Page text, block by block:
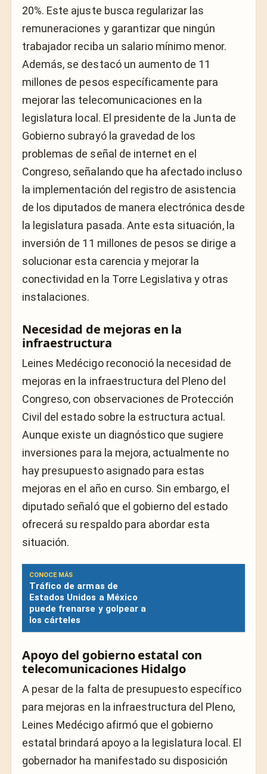
20%. Este ajuste busca regularizar las
remuneraciones y garantizar que ningún
trabajador reciba un salario mínimo menor.
Además, se destacó un aumento de 11
millones de pesos específicamente para
mejorar las telecomunicaciones en la
legislatura local. El presidente de la Junta de
Gobierno subrayó la gravedad de los
problemas de señal de internet en el
Congreso, señalando que ha afectado incluso
la implementación del registro de asistencia
de los diputados de manera electrónica desde
la legislatura pasada. Ante esta situación, la
inversión de 11 millones de pesos se dirige a
solucionar esta carencia y mejorar la
conectividad en la Torre Legislativa y otras
instalaciones.
Necesidad de mejoras en la
infraestructura
Leines Medécigo reconoció la necesidad de
mejoras en la infraestructura del Pleno del
Congreso, con observaciones de Protección
Civil del estado sobre la estructura actual.
Aunque existe un diagnóstico que sugiere
inversiones para la mejora, actualmente no
hay presupuesto asignado para estas
mejoras en el año en curso. Sin embargo, el
diputado señaló que el gobierno del estado
ofrecerá su respaldo para abordar esta
situación.
CONOCE MÁS
Tráfico de armas de
Estados Unidos a México
puede frenarse y golpear a
los cárteles
Apoyo del gobierno estatal con
telecomunicaciones Hidalgo
A pesar de la falta de presupuesto específico
para mejoras en la infraestructura del Pleno,
Leines Medécigo afirmó que el gobierno
estatal brindará apoyo a la legislatura local. El
gobernador ha manifestado su disposición